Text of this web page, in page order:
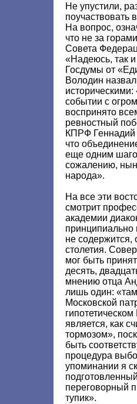
Не упустили,
поучаствовать
На вопрос,
что не за
Совета
«Надеюсь, так
Госдумы от
Володин
событии с
воспринято
ревностный
КПРФ Геннадий
что
еще одним
сожалению,
народа».
На все эти
смотрит
академии
принципиально
не содержится,
столетия.
мог быть
десять,
мнению отца
лишь один:
Московской
является, как
тормозом»,
быть
процедура
упоминании я
переговорный
тупик».